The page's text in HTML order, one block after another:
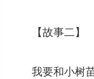
【故事二】
我要和小树